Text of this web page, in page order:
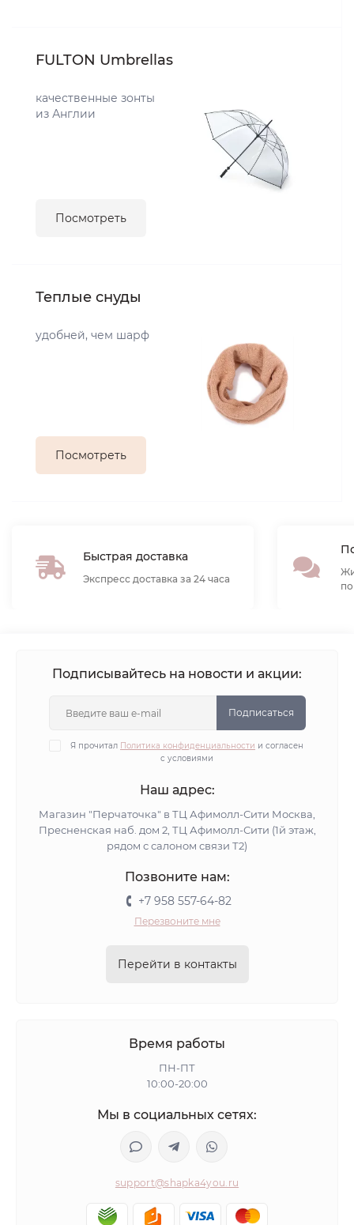
FULTON Umbrellas
качественные зонты
из Англии
Посмотреть
Теплые снуды
удобней, чем шарф
Посмотреть
Быстрая доставка
Экспресс доставка за 24 часа
Подписывайтесь на новости и акции:
Подписаться
Я прочитал Политика конфиденциальности и согласен
с условиями
Наш адрес:
Магазин "Перчаточка" в ТЦ Афимолл-Сити Москва,
Пресненская наб. дом 2, ТЦ Афимолл-Сити (1й этаж,
рядом с салоном связи Т2)
Позвоните нам:
+7 958 557-64-82
Перезвоните мне
Перейти в контакты
Время работы
ПН-ПТ
10:00-20:00
Мы в социальных сетях:
support@shapka4you.ru